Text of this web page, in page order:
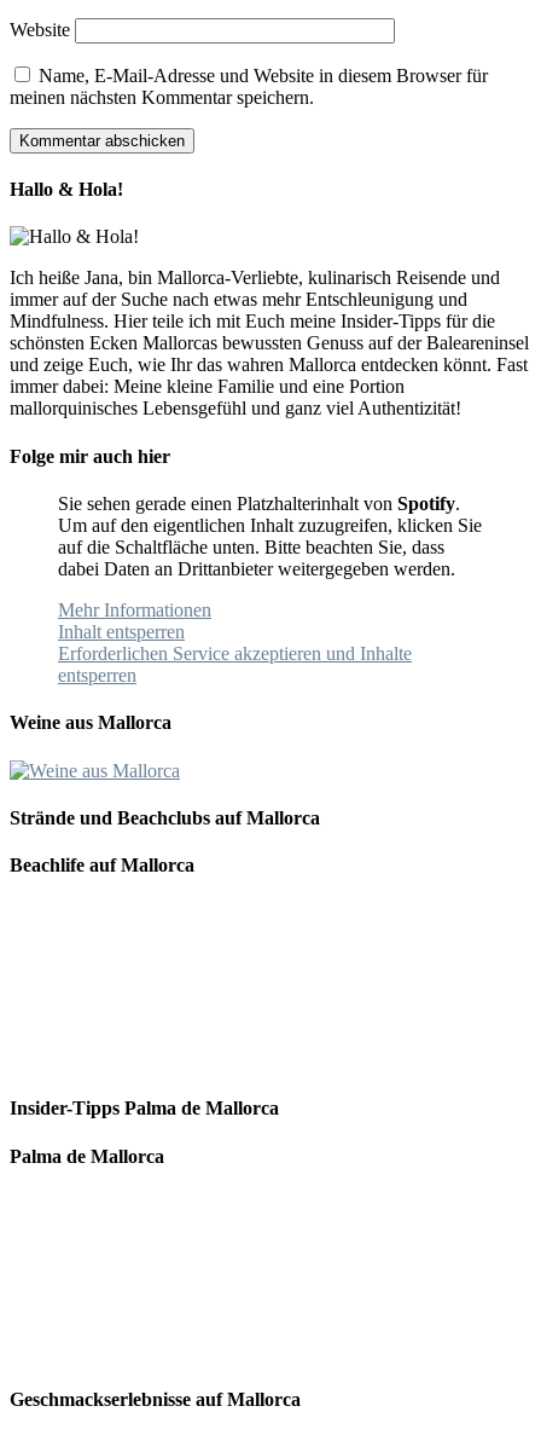
Website
Name, E-Mail-Adresse und Website in diesem Browser für
meinen nächsten Kommentar speichern.
Hallo & Hola!
Ich heiße Jana, bin Mallorca-Verliebte, kulinarisch Reisende und
immer auf der Suche nach etwas mehr Entschleunigung und
Mindfulness. Hier teile ich mit Euch meine Insider-Tipps für die
schönsten Ecken Mallorcas bewussten Genuss auf der Baleareninsel
und zeige Euch, wie Ihr das wahren Mallorca entdecken könnt. Fast
immer dabei: Meine kleine Familie und eine Portion
mallorquinisches Lebensgefühl und ganz viel Authentizität!
Folge mir auch hier
Sie sehen gerade einen Platzhalterinhalt von Spotify.
Um auf den eigentlichen Inhalt zuzugreifen, klicken Sie
auf die Schaltfläche unten. Bitte beachten Sie, dass
dabei Daten an Drittanbieter weitergegeben werden.
Mehr Informationen
Inhalt entsperren
Erforderlichen Service akzeptieren und Inhalte
entsperren
Weine aus Mallorca
Strände und Beachclubs auf Mallorca
Beachlife auf Mallorca
Insider-Tipps Palma de Mallorca
Palma de Mallorca
Geschmackserlebnisse auf Mallorca